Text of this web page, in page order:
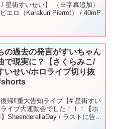
星街すいせい】 （※字幕追加）
エロ（Karakuri Pierrot） / 40mP
の過去の発言がすいちゃん
で現実に？【さくらみこ/
いせい/ホロライブ切り抜
帰‼重大告知ライブ【# 星街すい
イブ大運動会でした！！！【ホ
SheenderellaDay / ラストに告知